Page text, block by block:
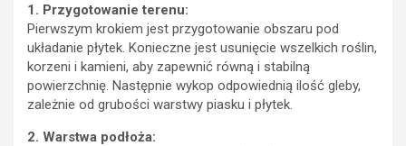
1. Przygotowanie terenu:
Pierwszym krokiem jest przygotowanie obszaru pod
układanie płytek. Konieczne jest usunięcie wszelkich roślin,
korzeni i kamieni, aby zapewnić równą i stabilną
powierzchnię. Następnie wykop odpowiednią ilość gleby,
zależnie od grubości warstwy piasku i płytek.
2. Warstwa podłoża: